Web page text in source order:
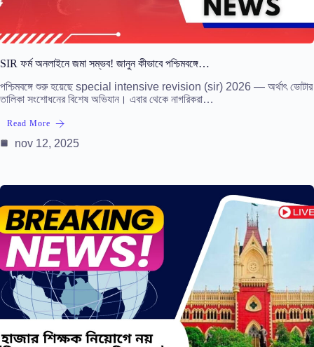
SIR ফর্ম অনলাইনে জমা সম্ভব! জানুন কীভাবে পশ্চিমবঙ্গে…
পশ্চিমবঙ্গে শুরু হয়েছে special intensive revision (sir) 2026 — অর্থাৎ ভোটার
তালিকা সংশোধনের বিশেষ অভিযান। এবার থেকে নাগরিকরা…
Read More
nov 12, 2025